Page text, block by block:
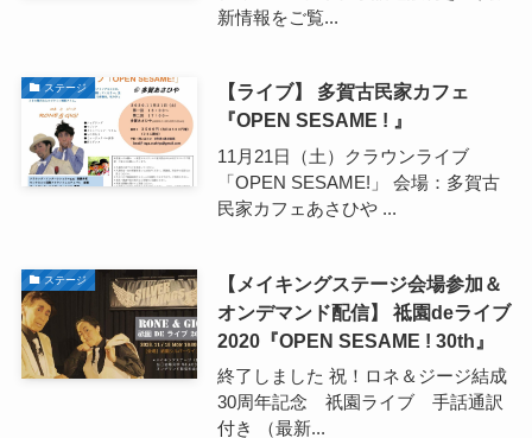
新情報をご覧...
ステージ
【ライブ】 多賀古民家カフェ
『OPEN SESAME ! 』
11月21日（土）クラウンライブ
「OPEN SESAME!」 会場：多賀古
民家カフェあさひや ...
ステージ
【メイキングステージ会場参加＆
オンデマンド配信】 祗園deライブ
2020『OPEN SESAME ! 30th』
終了しました 祝！ロネ＆ジージ結成
30周年記念 祇園ライブ 手話通訳
付き （最新...